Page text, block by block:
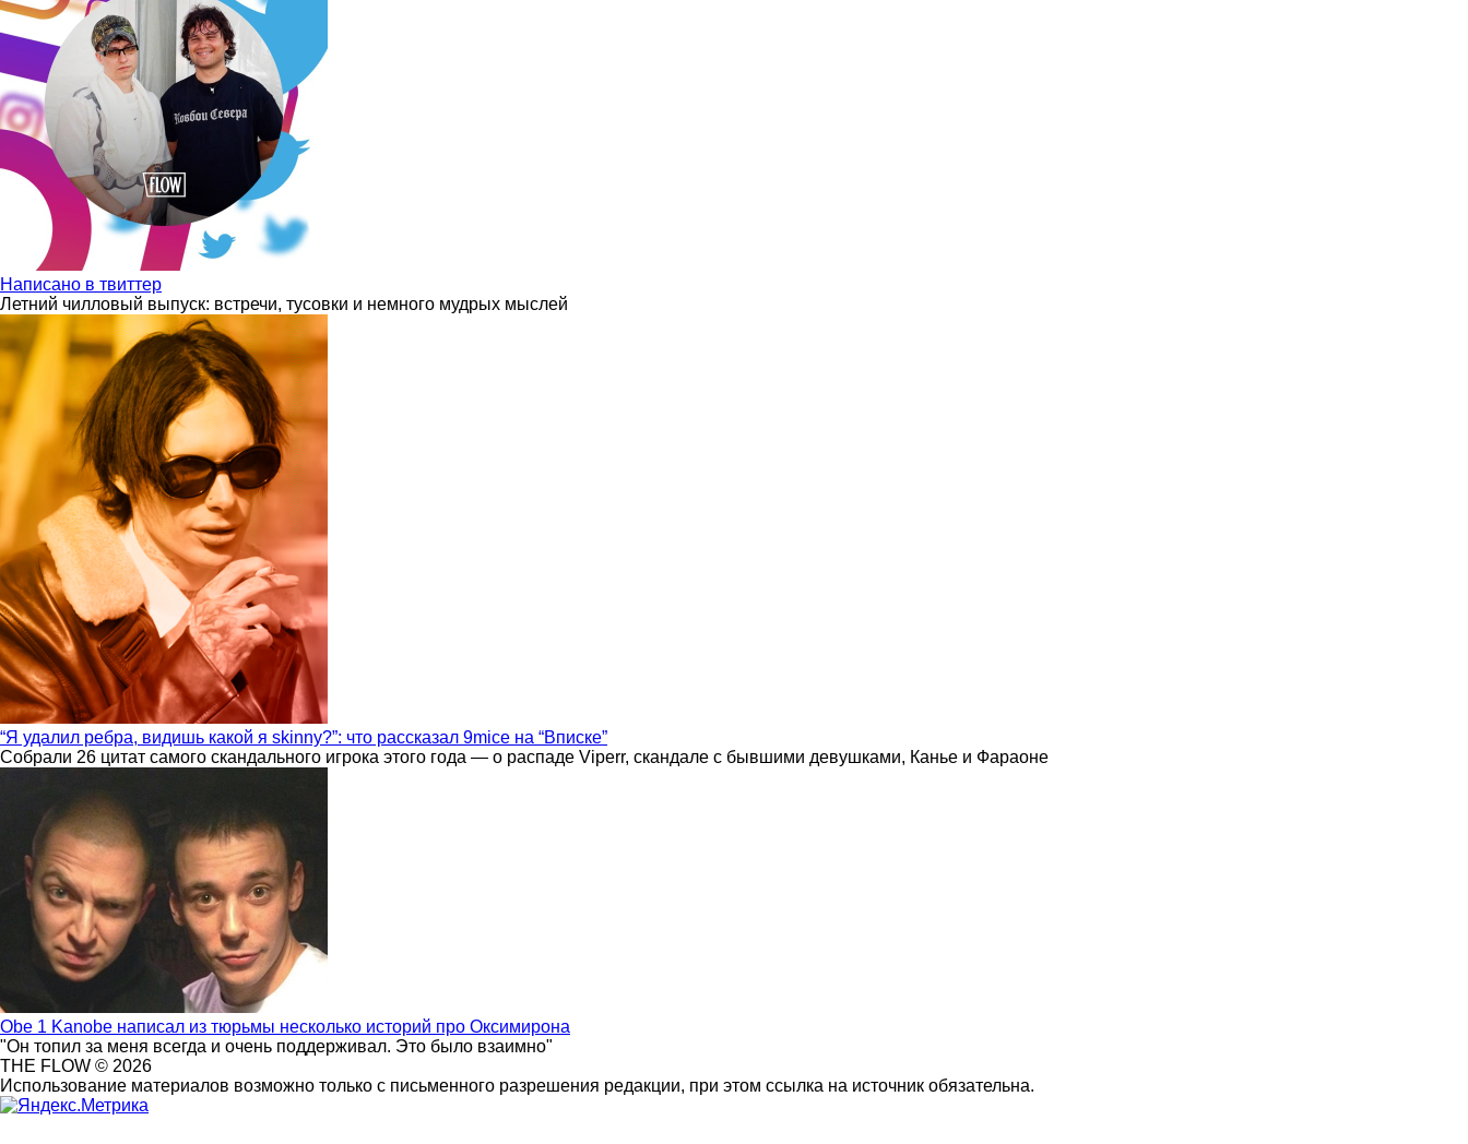
Написано в твиттер
Летний чилловый выпуск: встречи, тусовки и немного мудрых мыслей
“Я удалил ребра, видишь какой я skinny?”: что рассказал 9mice на “Вписке”
Собрали 26 цитат самого скандального игрока этого года — о распаде Viperr, скандале с бывшими девушками, Канье и Фараоне
Obe 1 Kanobe написал из тюрьмы несколько историй про Оксимирона
"Он топил за меня всегда и очень поддерживал. Это было взаимно"
THE FLOW © 2026
Использование материалов возможно только с письменного разрешения редакции, при этом ссылка на источник обязательна.